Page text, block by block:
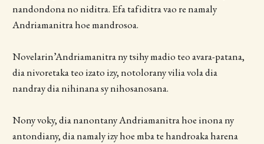
nandondona no niditra. Efa tafiditra vao re namaly
Andriamanitra hoe mandrosoa.
Novelarin’Andriamanitra ny tsihy madio teo avara-patana,
dia nivoretaka teo izato izy, notolorany vilia vola dia
nandray dia nihinana sy nihosanosana.
Nony voky, dia nanontany Andriamanitra hoe inona ny
antondiany, dia namaly izy hoe mba te handroaka harena